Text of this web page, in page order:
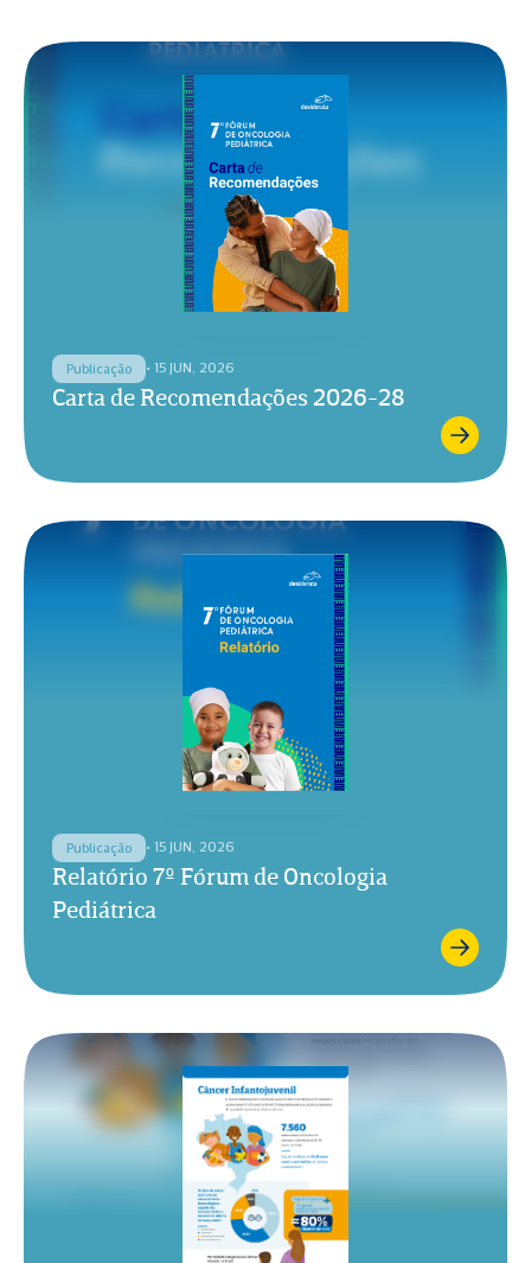
Publicação • 15 JUN, 2026
Carta de Recomendações 2026-28
Publicação • 15 JUN, 2026
Relatório 7º Fórum de Oncologia
Pediátrica